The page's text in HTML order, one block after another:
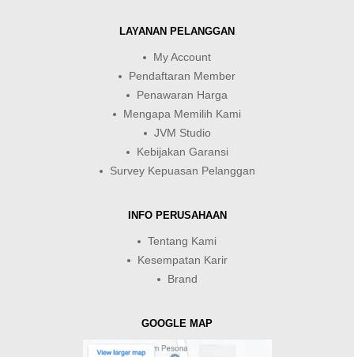
LAYANAN PELANGGAN
My Account
Pendaftaran Member
Penawaran Harga
Mengapa Memilih Kami
JVM Studio
Kebijakan Garansi
Survey Kepuasan Pelanggan
INFO PERUSAHAAN
Tentang Kami
Kesempatan Karir
Brand
GOOGLE MAP